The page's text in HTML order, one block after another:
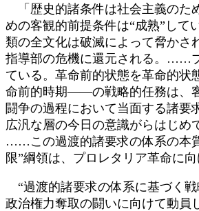
「歴史的諸条件は社会主義のた
めの客観的前提条件は“成熟”し
類の全文化は破滅によって脅かさ
指導部の危機に還元される。……
ている。革命前的状態を革命的
命前的時期――の戦略的任務は、
闘争の過程において当面する諸
広汎な層の今日の意識がらはじ
……この過渡的諸要求の体系の本
限”綱領は、プロレタリア革命に
“過渡的諸要求の体系に基づく
政治権力奪取の闘いに向けて動員